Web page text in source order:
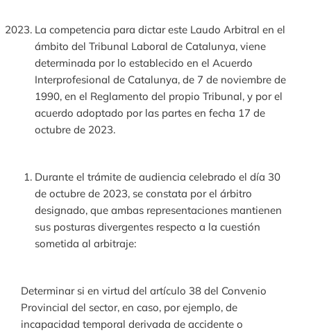
La competencia para dictar este Laudo Arbitral en el
ámbito del Tribunal Laboral de Catalunya, viene
determinada por lo establecido en el Acuerdo
Interprofesional de Catalunya, de 7 de noviembre de
1990, en el Reglamento del propio Tribunal, y por el
acuerdo adoptado por las partes en fecha 17 de
octubre de 2023.
Durante el trámite de audiencia celebrado el día 30
de octubre de 2023, se constata por el árbitro
designado, que ambas representaciones mantienen
sus posturas divergentes respecto a la cuestión
sometida al arbitraje:
Determinar si en virtud del artículo 38 del Convenio
Provincial del sector, en caso, por ejemplo, de
incapacidad temporal derivada de accidente o